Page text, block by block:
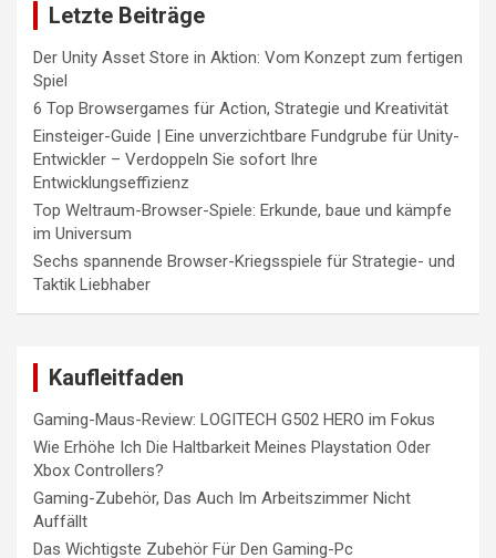
Letzte Beiträge
Der Unity Asset Store in Aktion: Vom Konzept zum fertigen
Spiel
6 Top Browsergames für Action, Strategie und Kreativität
Einsteiger-Guide | Eine unverzichtbare Fundgrube für Unity-
Entwickler – Verdoppeln Sie sofort Ihre
Entwicklungseffizienz
Top Weltraum-Browser-Spiele: Erkunde, baue und kämpfe
im Universum
Sechs spannende Browser-Kriegsspiele für Strategie- und
Taktik Liebhaber
Kaufleitfaden
Gaming-Maus-Review: LOGITECH G502 HERO im Fokus
Wie Erhöhe Ich Die Haltbarkeit Meines Playstation Oder
Xbox Controllers?
Gaming-Zubehör, Das Auch Im Arbeitszimmer Nicht
Auffällt
Das Wichtigste Zubehör Für Den Gaming-Pc